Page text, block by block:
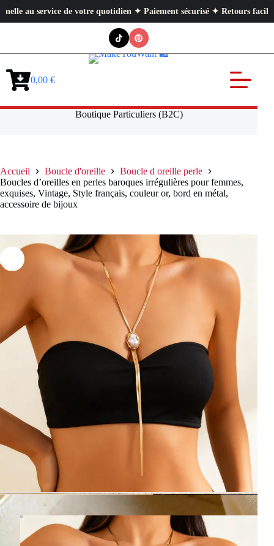
de votre quotidien ✦ Paiement sécurisé ✦ Retours faciles
Panier0,00 €
Boutique Particuliers (B2C)
Accueil Boucle d'oreille
Boucle d oreille perle
Boucles d’oreilles en perles baroques irrégulières pour femmes,
exquises, Vintage, Style français, couleur or, bord en métal,
accessoire de bijoux